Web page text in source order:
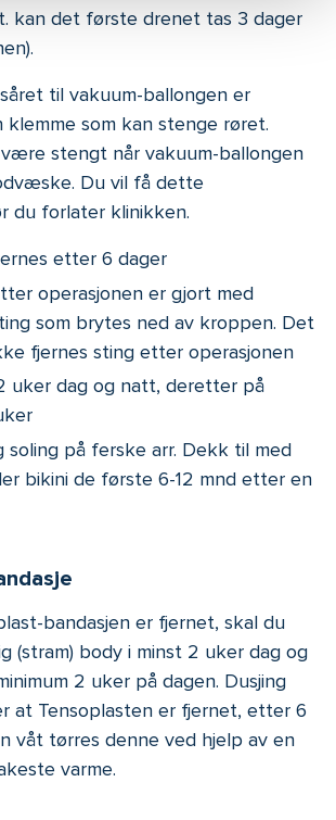
kan det første drenet tas 3 dager
til vakuum-ballongen er
som kan stenge røret.
stengt når vakuum-ballongen
Du vil få dette
du forlater klinikken­.
etter 6 dager
operasjonen er gjort med
som brytes ned av kroppen. Det
fjernes sting etter operasjonen
uker dag og natt, deretter på
soling på ferske arr. Dekk til med
bikini de første 6-12 mnd etter en
bandasjen er fjernet, skal du
(stram) body i minst 2 uker dag og
2 uker på dagen. Dusjing
at Tensoplasten er fjernet, etter 6
våt tørres denne ved hjelp av en
varme.